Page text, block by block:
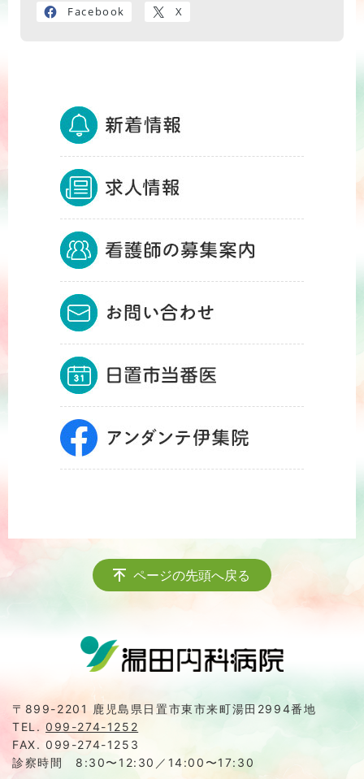
Facebook X
ページの先頭へ戻る
〒899-2201 鹿児島県日置市東市来町湯田2994番地
TEL. 099-274-1252
FAX. 099-274-1253
診察時間 8:30〜12:30／14:00〜17:30